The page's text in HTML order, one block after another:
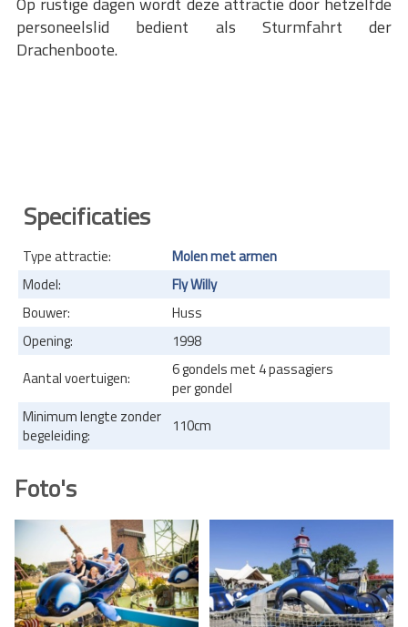
personeelslid bedient als Sturmfahrt der
Drachenboote.
Specificaties
Type attractie:
Molen met armen
Model:
Fly Willy
Bouwer:
Huss
Opening:
1998
Aantal voertuigen:
6 gondels met 4 passagiers
per gondel
Minimum lengte zonder
begeleiding:
110cm
Foto's